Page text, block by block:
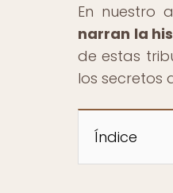
En nuestro
narran la
de estas
los secretos
Índice